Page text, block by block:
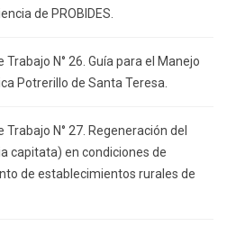
de PROBIDES.
N° 26. Guía para el Manejo
Potrerillo de Santa Teresa.
N° 27. Regeneración del
capitata) en condiciones de
de establecimientos rurales de